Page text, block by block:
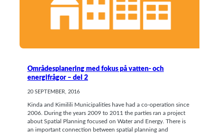
Områdesplanering med fokus på vatten- och
energifrågor – del 2
20 SEPTEMBER, 2016
Kinda and Kimilili Municipalities have had a co-operation since
2006. During the years 2009 to 2011 the parties ran a project
about Spatial Planning focused on Water and Energy. There is
an important connection between spatial planning and